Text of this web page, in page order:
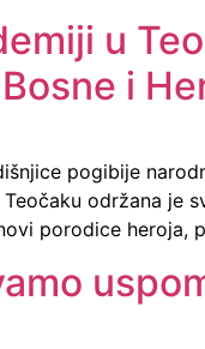
u
i
pogibije
održana je
porodice